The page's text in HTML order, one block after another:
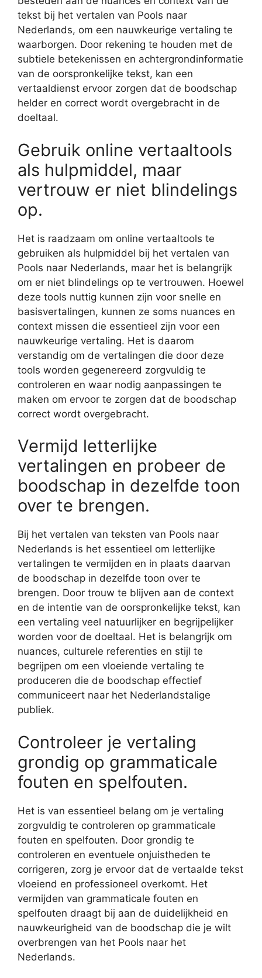
tekst bij het vertalen van Pools naar
Nederlands, om een nauwkeurige vertaling te
waarborgen. Door rekening te houden met de
subtiele betekenissen en achtergrondinformatie
van de oorspronkelijke tekst, kan een
vertaaldienst ervoor zorgen dat de boodschap
helder en correct wordt overgebracht in de
doeltaal.
Gebruik online vertaaltools
als hulpmiddel, maar
vertrouw er niet blindelings
op.
Het is raadzaam om online vertaaltools te
gebruiken als hulpmiddel bij het vertalen van
Pools naar Nederlands, maar het is belangrijk
om er niet blindelings op te vertrouwen. Hoewel
deze tools nuttig kunnen zijn voor snelle en
basisvertalingen, kunnen ze soms nuances en
context missen die essentieel zijn voor een
nauwkeurige vertaling. Het is daarom
verstandig om de vertalingen die door deze
tools worden gegenereerd zorgvuldig te
controleren en waar nodig aanpassingen te
maken om ervoor te zorgen dat de boodschap
correct wordt overgebracht.
Vermijd letterlijke
vertalingen en probeer de
boodschap in dezelfde toon
over te brengen.
Bij het vertalen van teksten van Pools naar
Nederlands is het essentieel om letterlijke
vertalingen te vermijden en in plaats daarvan
de boodschap in dezelfde toon over te
brengen. Door trouw te blijven aan de context
en de intentie van de oorspronkelijke tekst, kan
een vertaling veel natuurlijker en begrijpelijker
worden voor de doeltaal. Het is belangrijk om
nuances, culturele referenties en stijl te
begrijpen om een vloeiende vertaling te
produceren die de boodschap effectief
communiceert naar het Nederlandstalige
publiek.
Controleer je vertaling
grondig op grammaticale
fouten en spelfouten.
Het is van essentieel belang om je vertaling
zorgvuldig te controleren op grammaticale
fouten en spelfouten. Door grondig te
controleren en eventuele onjuistheden te
corrigeren, zorg je ervoor dat de vertaalde tekst
vloeiend en professioneel overkomt. Het
vermijden van grammaticale fouten en
spelfouten draagt bij aan de duidelijkheid en
nauwkeurigheid van de boodschap die je wilt
overbrengen van het Pools naar het
Nederlands.